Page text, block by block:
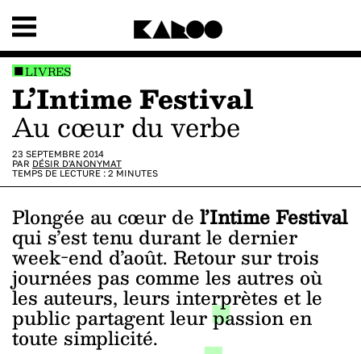
LIVRES
L’Intime Festival
Au cœur du verbe
23 SEPTEMBRE 2014
PAR DÉSIR D'ANONYMAT
TEMPS DE LECTURE : 2 MINUTES
Plongée au cœur de l’Intime Festival
qui s’est tenu durant le dernier
week-end d’août. Retour sur trois
journées pas comme les autres où
les auteurs, leurs interprètes et le
public partagent leur passion en
toute simplicité.